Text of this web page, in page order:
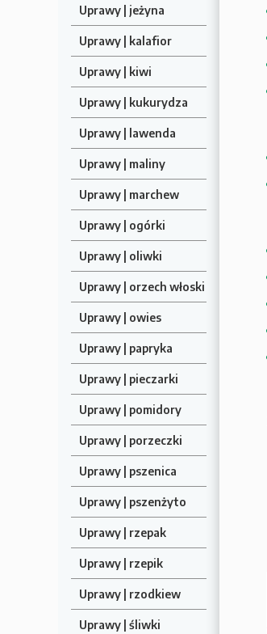
Uprawy | jeżyna
Uprawy | kalafior
Uprawy | kiwi
Uprawy | kukurydza
Uprawy | lawenda
Uprawy | maliny
Uprawy | marchew
Uprawy | ogórki
Uprawy | oliwki
Uprawy | orzech włoski
Uprawy | owies
Uprawy | papryka
Uprawy | pieczarki
Uprawy | pomidory
Uprawy | porzeczki
Uprawy | pszenica
Uprawy | pszenżyto
Uprawy | rzepak
Uprawy | rzepik
Uprawy | rzodkiew
Uprawy | śliwki